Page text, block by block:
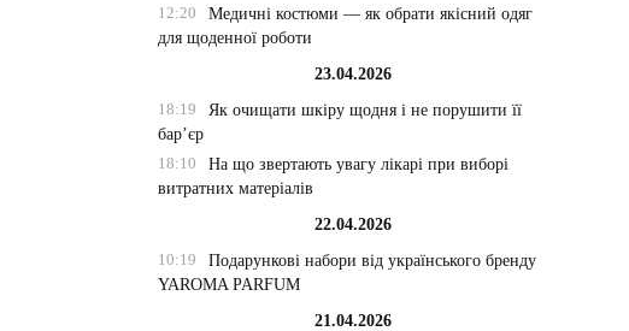
12:20
Медичні костюми — як обрати якісний одяг
для щоденної роботи
23.04.2026
18:19
Як очищати шкіру щодня і не порушити її
бар’єр
18:10
На що звертають увагу лікарі при виборі
витратних матеріалів
22.04.2026
10:19
Подарункові набори від українського бренду
YAROMA PARFUM
21.04.2026